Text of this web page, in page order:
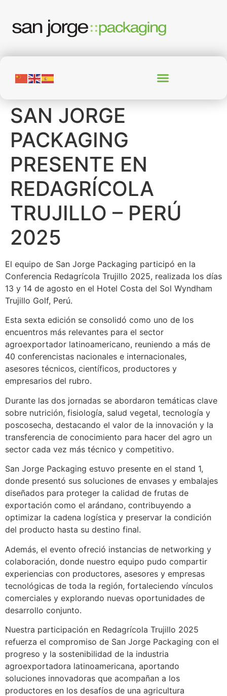
SAN JORGE
PACKAGING
PRESENTE EN
REDAGRÍCOLA
TRUJILLO – PERÚ
2025
El equipo de San Jorge Packaging participó en la
Conferencia Redagrícola Trujillo 2025, realizada los días
13 y 14 de agosto en el Hotel Costa del Sol Wyndham
Trujillo Golf, Perú.
Esta sexta edición se consolidó como uno de los
encuentros más relevantes para el sector
agroexportador latinoamericano, reuniendo a más de
40 conferencistas nacionales e internacionales,
asesores técnicos, científicos, productores y
empresarios del rubro.
Durante las dos jornadas se abordaron temáticas clave
sobre nutrición, fisiología, salud vegetal, tecnología y
poscosecha, destacando el valor de la innovación y la
transferencia de conocimiento para hacer del agro un
sector cada vez más técnico y competitivo.
San Jorge Packaging estuvo presente en el stand 1,
donde presentó sus soluciones de envases y embalajes
diseñados para proteger la calidad de frutas de
exportación como el arándano, contribuyendo a
optimizar la cadena logística y preservar la condición
del producto hasta su destino final.
Además, el evento ofreció instancias de networking y
colaboración, donde nuestro equipo pudo compartir
experiencias con productores, asesores y empresas
tecnológicas de toda la región, fortaleciendo vínculos
comerciales y explorando nuevas oportunidades de
desarrollo conjunto.
Nuestra participación en Redagrícola Trujillo 2025
refuerza el compromiso de San Jorge Packaging con el
progreso y la sostenibilidad de la industria
agroexportadora latinoamericana, aportando
soluciones innovadoras que acompañan a los
productores en los desafíos de una agricultura